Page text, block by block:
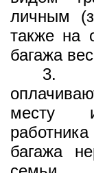
личным
также на
багажа
3.
месту
багажа